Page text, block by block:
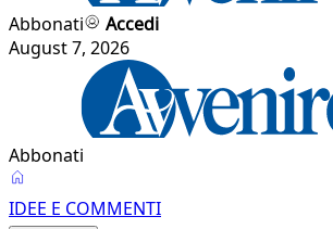
Abbonati
Accedi
August 7, 2026
Abbonati
IDEE E COMMENTI